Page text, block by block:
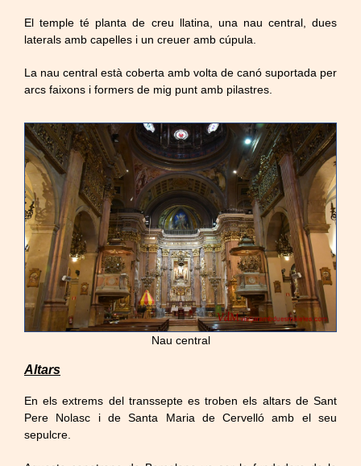
El temple té planta de creu llatina, una nau central, dues
laterals amb capelles i un creuer amb cúpula.
La nau central està coberta amb volta de canó suportada per
arcs faixons i formers de mig punt amb pilastres.
Nau central
Altars
En els extrems del transsepte es troben els altars de Sant
Pere Nolasc i de Santa Maria de Cervelló amb el seu
sepulcre.